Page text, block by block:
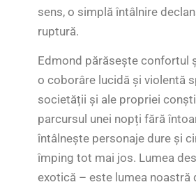
sens, o simplă întâlnire
ruptură.
Edmond părăsește confortul
o coborâre lucidă și violentă
societății și ale propriei
parcursul unei nopți fără
întâlnește personaje dure și
împing tot mai jos. Lumea
exotică – este lumea noastră